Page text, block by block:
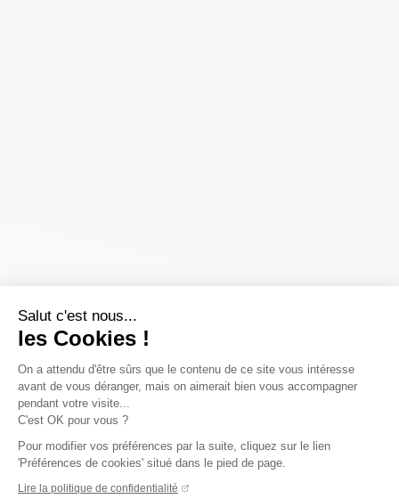
Salut c'est nous...
les Cookies !
On a attendu d'être sûrs que le contenu de ce site vous intéresse
avant de vous déranger, mais on aimerait bien vous accompagner
pendant votre visite...
C'est OK pour vous ?
Pour modifier vos préférences par la suite, cliquez sur le lien
'Préférences de cookies' situé dans le pied de page.
Lire la politique de confidentialité